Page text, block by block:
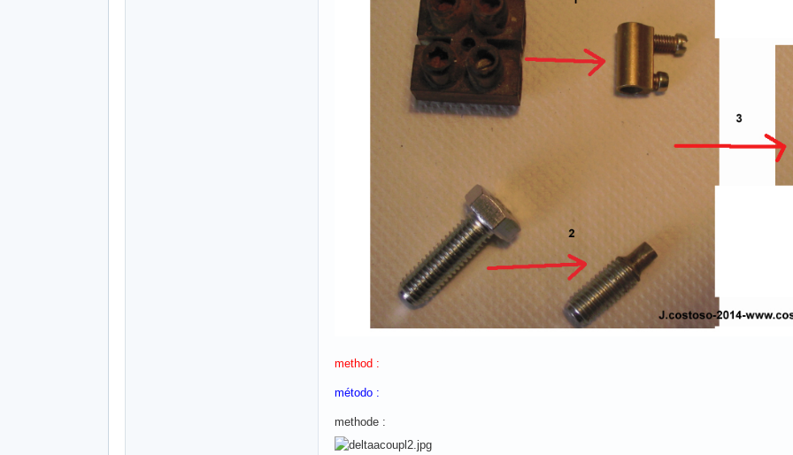
method :
método :
methode :